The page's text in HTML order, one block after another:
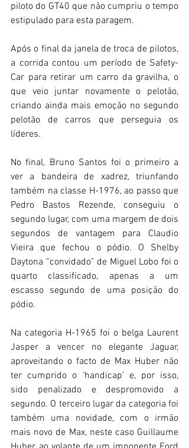
piloto do GT40 que não cumpriu o tempo
estipulado para esta paragem.
Após o final da janela de troca de pilotos,
a corrida contou um período de Safety-
Car para retirar um carro da gravilha, o
que veio juntar novamente o pelotão,
criando ainda mais emoção no segundo
pelotão de carros que perseguia os
líderes.
No final, Bruno Santos foi o primeiro a
ver a bandeira de xadrez, triunfando
também na classe H-1976, ao passo que
Pedro Bastos Rezende, conseguiu o
segundo lugar, com uma margem de dois
segundos de vantagem para Claudio
Vieira que fechou o pódio. O Shelby
Daytona “convidado” de Miguel Lobo foi o
quarto classificado, apenas a um
escasso segundo de uma posição do
pódio.
Na categoria H-1965 foi o belga Laurent
Jasper a vencer no elegante Jaguar,
aproveitando o facto de Max Huber não
ter cumprido o ‘handicap’ e, por isso,
sido penalizado e despromovido a
segundo. O terceiro lugar da categoria foi
também uma novidade, com o irmão
mais novo de Max, neste caso Guillaume